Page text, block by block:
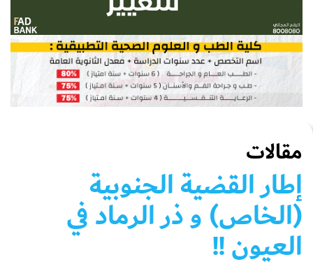
مقالات
إطار القضية الجنوبية
(الخاص) و ذر الرماد في
العيون !!